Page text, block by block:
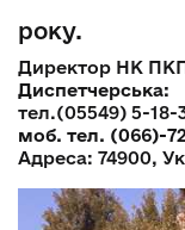
року.
Директор НК ПКП
Диспетчерська:
тел.(05549) 5-18-
моб. тел. (066)-
Адреса: 74900,